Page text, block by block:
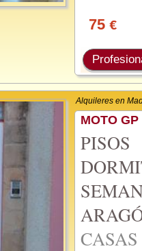
75 €
Alquileres en
MOTO
CASAS